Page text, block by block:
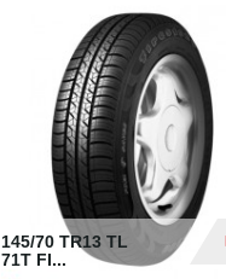
145/70 TR13 TL
71T FI...